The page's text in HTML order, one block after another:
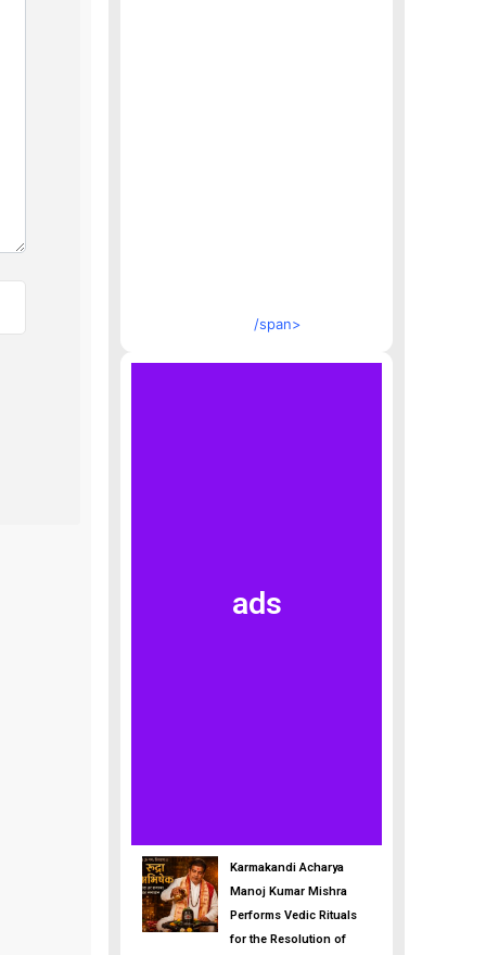
/span>
ads
Karmakandi Acharya
Manoj Kumar Mishra
Performs Vedic Rituals
for the Resolution of